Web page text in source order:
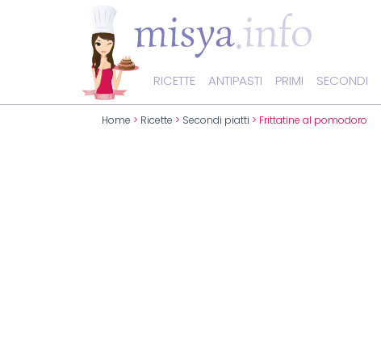
RICETTE ANTIPASTI PRIMI SECONDI
Home > Ricette > Secondi piatti > Frittatine al pomodoro